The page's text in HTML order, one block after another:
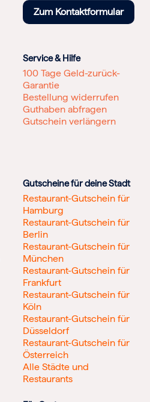
Zum Kontaktformular
Service & Hilfe
100 Tage Geld-zurück-
Garantie
Bestellung widerrufen
Guthaben abfragen
Gutschein verlängern
Gutscheine für deine Stadt
Restaurant-Gutschein für
Hamburg
Restaurant-Gutschein für
Berlin
Restaurant-Gutschein für
München
Restaurant-Gutschein für
Frankfurt
Restaurant-Gutschein für
Köln
Restaurant-Gutschein für
Düsseldorf
Restaurant-Gutschein für
Österreich
Alle Städte und
Restaurants